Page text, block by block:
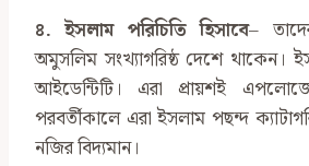
৪. ইসলাম পরিচিতি হিসাবে–
অমুসলিম সংখ্যাগরিষ্ঠ দেশে থাকেন।
আইডেন্টিটি। এরা প্রায়শই
পরবর্তীকালে এরা ইসলাম পছন্দ
নজির বিদ্যমান।